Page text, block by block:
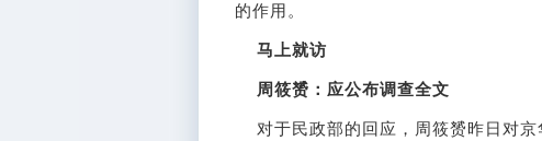
的作用。
马上就访
周筱赟：应公布调查全文
对于民政部的回应，周筱赟昨日对京